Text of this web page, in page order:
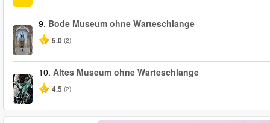
9. Bode Museum ohne Warteschlange
5.0 (2)
10. Altes Museum ohne Warteschlange
4.5 (2)